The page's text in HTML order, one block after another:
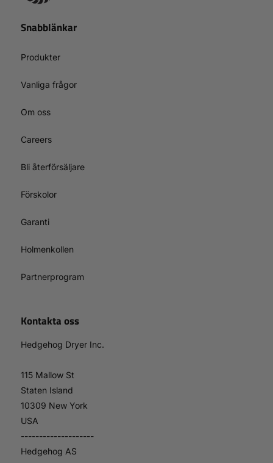
Snabblänkar
Produkter
Vanliga frågor
Om oss
Careers
Bli återförsäljare
Förskolor
Garanti
Holmenkollen
Partnerprogram
Kontakta oss
Hedgehog Dryer Inc.
115 Mallow St
Staten Island
10309 New York
USA
--------------------
Hedgehog AS